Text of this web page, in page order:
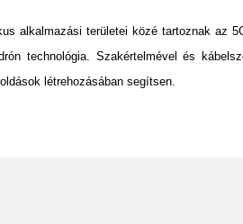
alkalmazási területei közé tartoznak az
technológia. Szakértelmével és
létrehozásában segítsen.